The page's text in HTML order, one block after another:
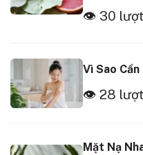
👁 30
Vì Sao
👁 28
Mặt Nạ